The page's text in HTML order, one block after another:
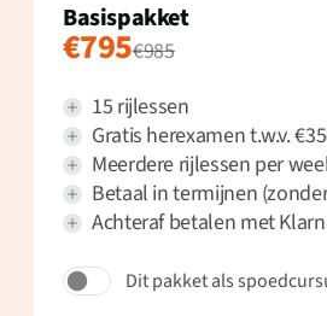
Basispakket
€795€985
15 rijlessen
Gratis herexamen t.w.v.
Meerdere rijlessen per
Betaal in termijnen
Achteraf betalen met
Dit pakket als